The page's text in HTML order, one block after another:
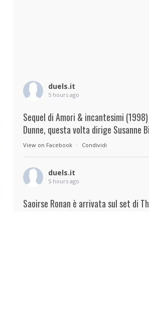
duels.it
5 hours ago
Sequel di Amori & incantesimi
Dunne, questa volta dirige Susanne
View on Facebook · Condividi
duels.it
5 hours ago
Saoirse Ronan è arrivata sul set di